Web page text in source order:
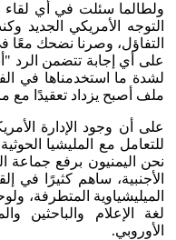
ولطالما سئلت في أي
التوجه الأمريكي الجديد
التفاؤل، وصرنا نضحك معًا
لشدة ما استخدمناها في
ملف أصبح يزداد تعقيدًا مع
على أن وجود الإدارة
للتعامل مع المليشيا
نحن اليمنيون برفع جماعة
الأجنبية، ساهم كثيرًا في
الميليشياوية المتطرفة،
لغة الإعلام والباحثين
الأوروبي.